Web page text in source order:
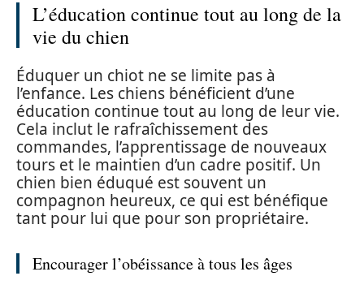
L’éducation continue tout au long de la
vie du chien
Éduquer un chiot ne se limite pas à
l’enfance. Les chiens bénéficient d’une
éducation continue tout au long de leur vie.
Cela inclut le rafraîchissement des
commandes, l’apprentissage de nouveaux
tours et le maintien d’un cadre positif. Un
chien bien éduqué est souvent un
compagnon heureux, ce qui est bénéfique
tant pour lui que pour son propriétaire.
Encourager l’obéissance à tous les âges